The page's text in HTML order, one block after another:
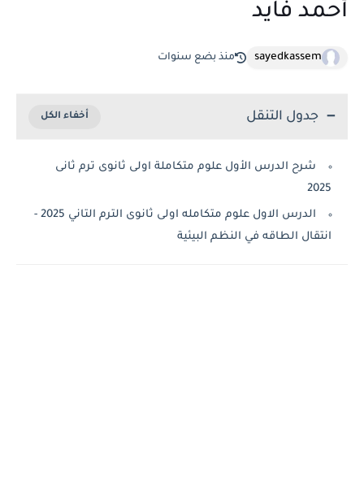
أحمد فايد
sayedkassem منذ بضع سنوات
جدول التنقل
شرح الدرس الأول علوم متكاملة اولى ثانوى ترم ثانى
2025
الدرس الاول علوم متكامله اولى ثانوى الترم التاني 2025 -
انتقال الطاقه في النظم البيئية